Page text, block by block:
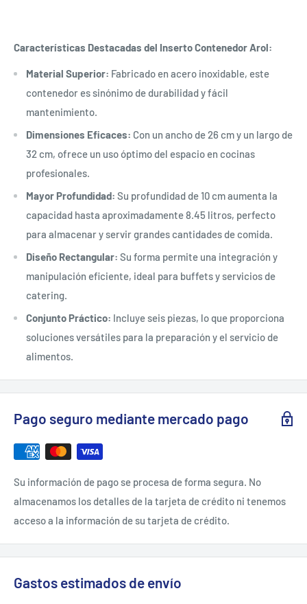
Características Destacadas del Inserto Contenedor Arol:
Material Superior: Fabricado en acero inoxidable, este
contenedor es sinónimo de durabilidad y fácil
mantenimiento.
Dimensiones Eficaces: Con un ancho de 26 cm y un largo de
32 cm, ofrece un uso óptimo del espacio en cocinas
profesionales.
Mayor Profundidad: Su profundidad de 10 cm aumenta la
capacidad hasta aproximadamente 8.45 litros, perfecto
para almacenar y servir grandes cantidades de comida.
Diseño Rectangular: Su forma permite una integración y
manipulación eficiente, ideal para buffets y servicios de
catering.
Conjunto Práctico: Incluye seis piezas, lo que proporciona
soluciones versátiles para la preparación y el servicio de
alimentos.
Pago seguro mediante mercado pago
Su información de pago se procesa de forma segura. No
almacenamos los detalles de la tarjeta de crédito ni tenemos
acceso a la información de su tarjeta de crédito.
Gastos estimados de envío